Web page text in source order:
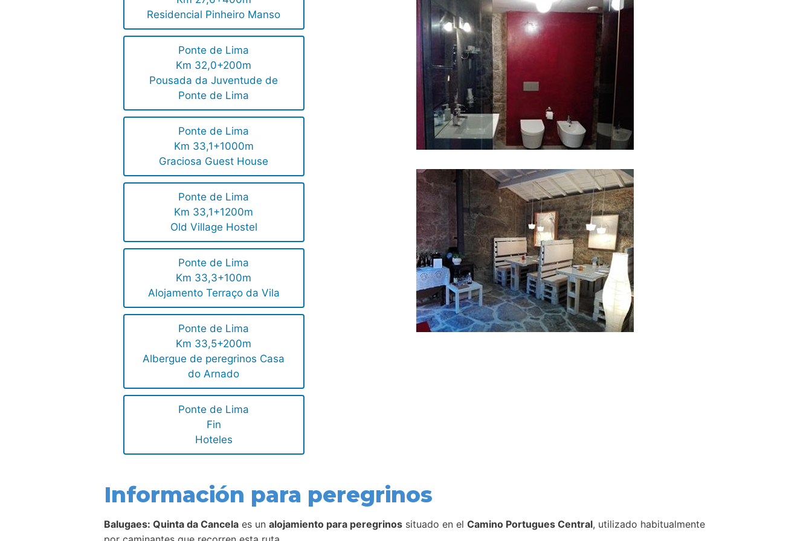
Residencial Pinheiro Manso
Ponte de Lima
Km 32,0+200m
Pousada da Juventude de
Ponte de Lima
Ponte de Lima
Km 33,1+1000m
Graciosa Guest House
Ponte de Lima
Km 33,1+1200m
Old Village Hostel
Ponte de Lima
Km 33,3+100m
Alojamento Terraço da Vila
Ponte de Lima
Km 33,5+200m
Albergue de peregrinos Casa
do Arnado
Ponte de Lima
Fin
Hoteles
Información para peregrinos
Balugaes: Quinta da Cancela es un alojamiento para peregrinos situado en el Camino Portugues Central, utilizado habitualmente